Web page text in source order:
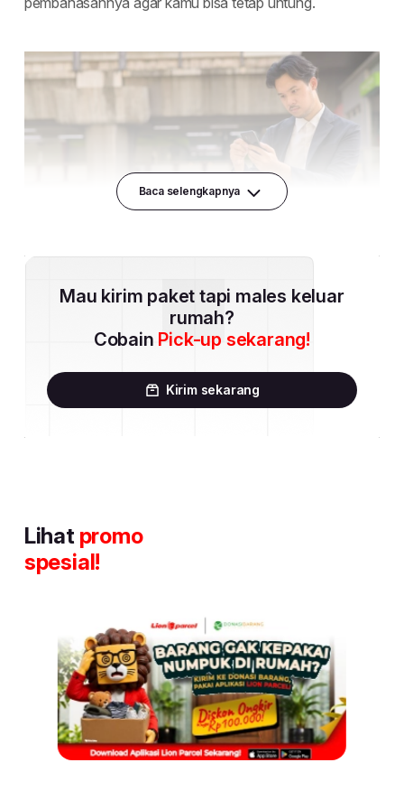
Baca selengkapnya
Mau kirim paket tapi males keluar
rumah?
Cobain Pick-up sekarang!
Kirim sekarang
Lihat promo
spesial!